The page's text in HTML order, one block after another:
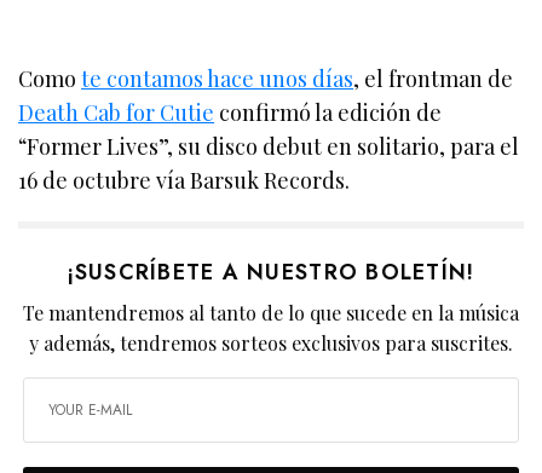
Comote contamos hace unos días, el frontman de
Death Cab for Cutie confirmó la edición de
“Former Lives”, su disco debut en solitario, para el
16 de octubre vía Barsuk Records.
¡SUSCRÍBETE A NUESTRO BOLETÍN!
Te mantendremos al tanto de lo que sucede en la música
y además, tendremos sorteos exclusivos para suscrites.